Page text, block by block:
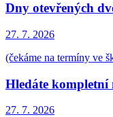
Dny otevřených
27. 7. 2026
(čekáme na termíny ve
Hledáte kompletní
27. 7. 2026